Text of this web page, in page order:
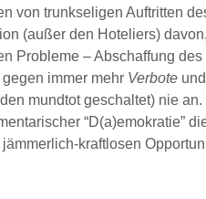
von trunkseligen Auftritten
(außer den Hoteliers)
Probleme – Abschaffung des
immer mehr Verbote
mundtot geschaltet) nie
“D(a)emokratie”
kraftlosen